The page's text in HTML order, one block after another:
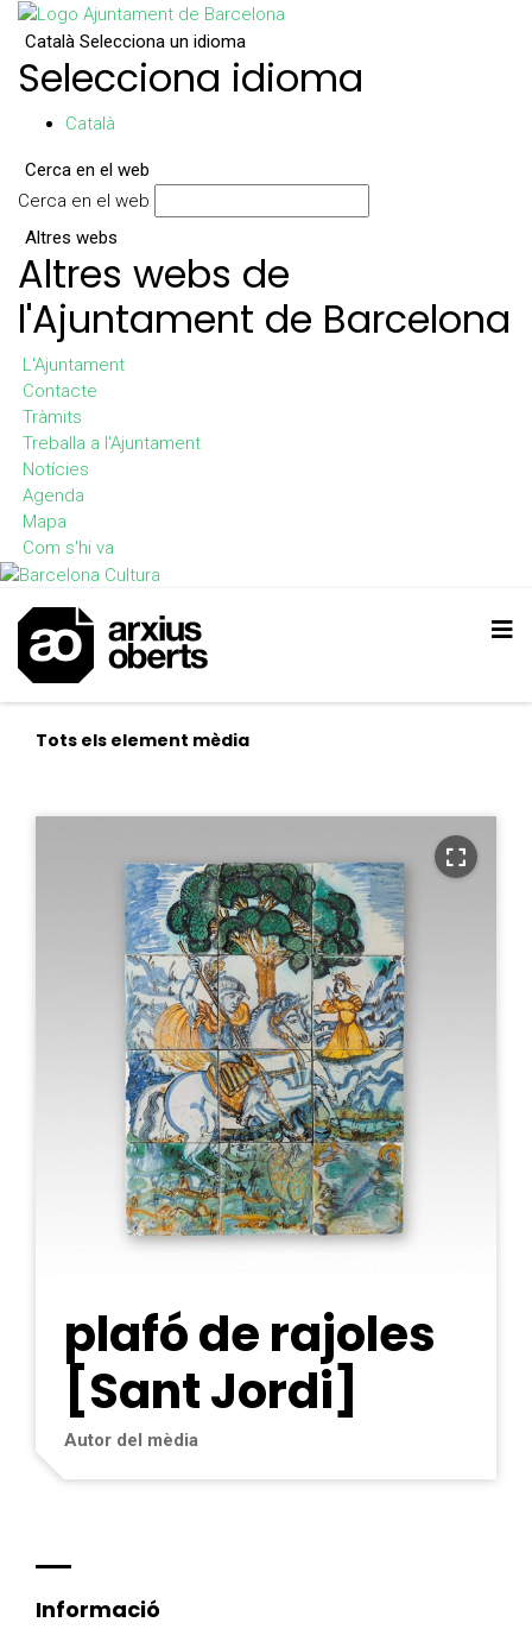
Català Selecciona un idioma
Selecciona idioma
Català
Cerca en el web
Cerca en el web
Altres webs
Altres webs de
l'Ajuntament de Barcelona
L'Ajuntament
Contacte
Tràmits
Treballa a l'Ajuntament
Notícies
Agenda
Mapa
Com s'hi va
Tots els element mèdia
plafó de rajoles
[Sant Jordi]
Autor del mèdia
Informació